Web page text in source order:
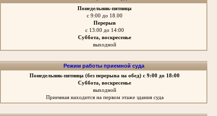
Понедельник-пятница
с 9:00 до 18.00
Перерыв
с 13:00 до 14:00
Суббота, воскресенье
выходной
Режим работы приемной суда
Понедельник-пятница (без перерыва на обед) с 9:00 до 18:00
Суббота, воскресенье
выходной
Приемная находится на первом этаже здания суда